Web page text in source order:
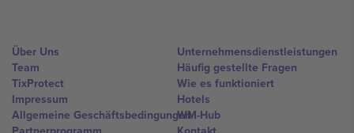
Über Uns
Team
TixProtect
Impressum
Allgemeine Geschäftsbedingungen
Unternehmensdienstleistungen
Häufig gestellte Fragen
Wie es funktioniert
Hotels
WM-Hub